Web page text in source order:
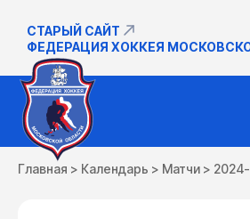
СТАРЫЙ САЙТ
ФЕДЕРАЦИЯ ХОККЕЯ
Главная > Календарь > Матчи >